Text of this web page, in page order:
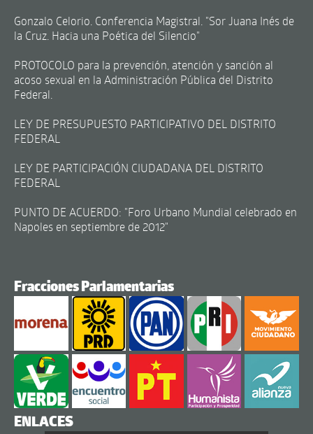
Gonzalo Celorio. Conferencia Magistral. "Sor Juana Inés de
la Cruz. Hacia una Poética del Silencio"
PROTOCOLO para la prevención, atención y sanción al
acoso sexual en la Administración Pública del Distrito
Federal.
LEY DE PRESUPUESTO PARTICIPATIVO DEL DISTRITO
FEDERAL
LEY DE PARTICIPACIÓN CIUDADANA DEL DISTRITO
FEDERAL
PUNTO DE ACUERDO: "Foro Urbano Mundial celebrado en
Napoles en septiembre de 2012"
Fracciones Parlamentarias
ENLACES